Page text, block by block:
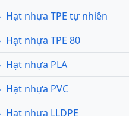
Hạt nhựa TPE tự nhiên
Hạt nhựa TPE 80
Hạt nhựa PLA
Hạt nhựa PVC
Hạt nhựa LLDPE